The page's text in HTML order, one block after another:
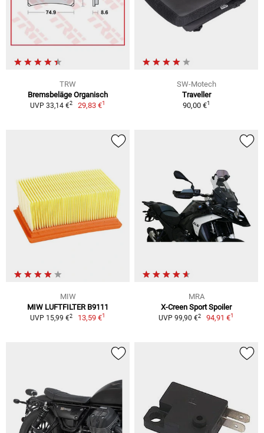
TRW
Bremsbeläge Organisch
UVP 33,14 €2 29,83 €1
SW-Motech
Traveller
90,00 €1
MIW
MIW LUFTFILTER B9111
UVP 15,99 €2 13,59 €1
MRA
X-Creen Sport Spoiler
UVP 99,90 €2 94,91 €1